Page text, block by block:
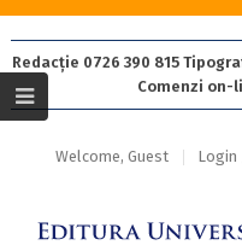
Redacție 0726 390 815
Comenzi on-
Welcome, Guest